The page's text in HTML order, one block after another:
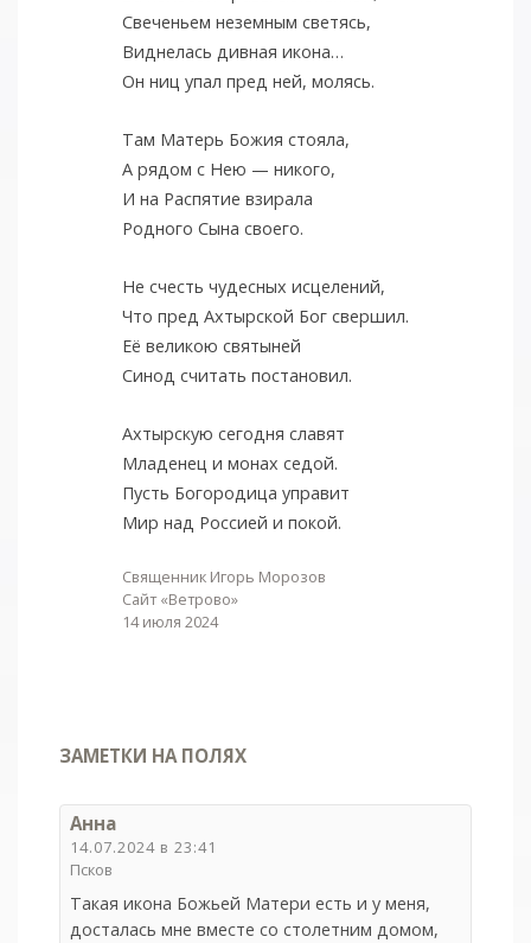
Свеченьем неземным светясь,
Виднелась дивная икона…
Он ниц упал пред ней, молясь.
Там Матерь Божия стояла,
А рядом с Нею — никого,
И на Распятие взирала
Родного Сына своего.
Не счесть чудесных исцелений,
Что пред Ахтырской Бог свершил.
Её великою святыней
Синод считать постановил.
Ахтырскую сегодня славят
Младенец и монах седой.
Пусть Богородица управит
Мир над Россией и покой.
Священник Игорь Морозов
Сайт «Ветрово»
14 июля 2024
ЗАМЕТКИ НА ПОЛЯХ
Анна
14.07.2024 в 23:41
Псков
Такая икона Божьей Матери есть и у меня,
досталась мне вместе со столетним домом,